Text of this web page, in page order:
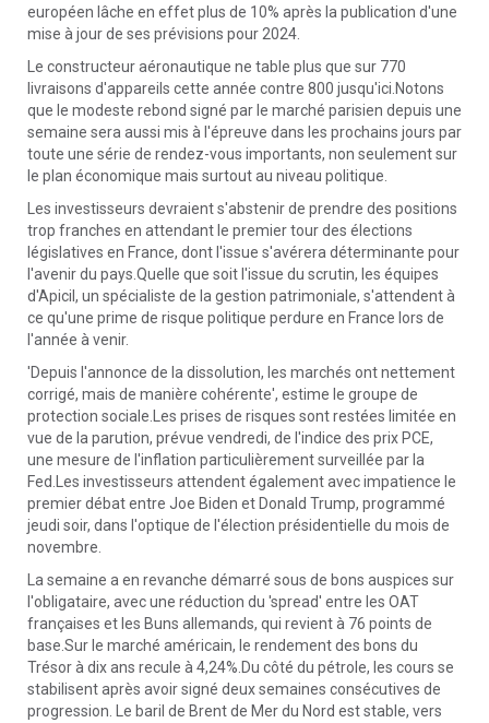
européen lâche en effet plus de 10% après la publication d'une
mise à jour de ses prévisions pour 2024.
Le constructeur aéronautique ne table plus que sur 770
livraisons d'appareils cette année contre 800 jusqu'ici.Notons
que le modeste rebond signé par le marché parisien depuis une
semaine sera aussi mis à l'épreuve dans les prochains jours par
toute une série de rendez-vous importants, non seulement sur
le plan économique mais surtout au niveau politique.
Les investisseurs devraient s'abstenir de prendre des positions
trop franches en attendant le premier tour des élections
législatives en France, dont l'issue s'avérera déterminante pour
l'avenir du pays.Quelle que soit l'issue du scrutin, les équipes
d'Apicil, un spécialiste de la gestion patrimoniale, s'attendent à
ce qu'une prime de risque politique perdure en France lors de
l'année à venir.
'Depuis l'annonce de la dissolution, les marchés ont nettement
corrigé, mais de manière cohérente', estime le groupe de
protection sociale.Les prises de risques sont restées limitée en
vue de la parution, prévue vendredi, de l'indice des prix PCE,
une mesure de l'inflation particulièrement surveillée par la
Fed.Les investisseurs attendent également avec impatience le
premier débat entre Joe Biden et Donald Trump, programmé
jeudi soir, dans l'optique de l'élection présidentielle du mois de
novembre.
La semaine a en revanche démarré sous de bons auspices sur
l'obligataire, avec une réduction du 'spread' entre les OAT
françaises et les Buns allemands, qui revient à 76 points de
base.Sur le marché américain, le rendement des bons du
Trésor à dix ans recule à 4,24%.Du côté du pétrole, les cours se
stabilisent après avoir signé deux semaines consécutives de
progression. Le baril de Brent de Mer du Nord est stable, vers